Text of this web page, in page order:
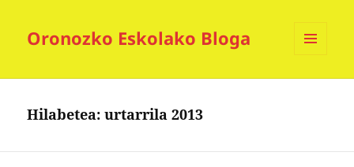
Oronozko Eskolako Bloga
Hilabetea:urtarrila 2013